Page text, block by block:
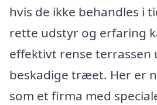
hvis de ikke behandles i
rette udstyr og erfaring
effektivt rense terrassen
beskadige træet. Her er
som et firma med